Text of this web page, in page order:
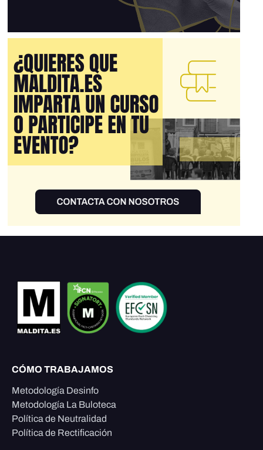
CÓMO TRABAJAMOS
Metodología Desinfo
Metodología La Buloteca
Política de Neutralidad
Política de Rectificación